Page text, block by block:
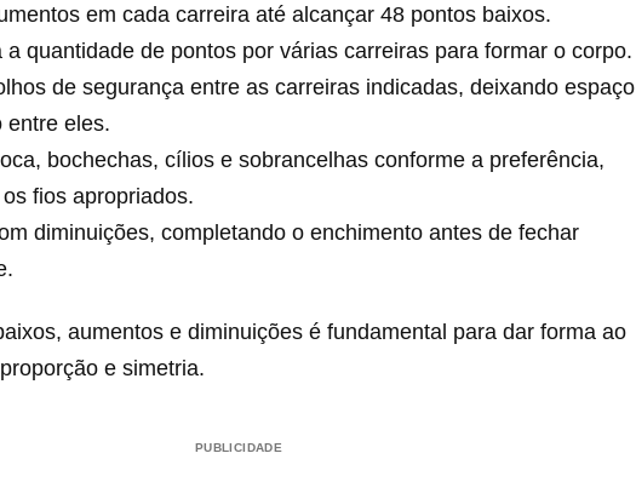
em cada carreira até alcançar 48 pontos baixos.
a quantidade de pontos por várias carreiras para formar o corpo.
de segurança entre as carreiras indicadas, deixando espaço
entre eles.
bochechas, cílios e sobrancelhas conforme a preferência,
fios apropriados.
diminuições, completando o enchimento antes de fechar
aumentos e diminuições é fundamental para dar forma ao
e simetria.
PUBLICIDADE